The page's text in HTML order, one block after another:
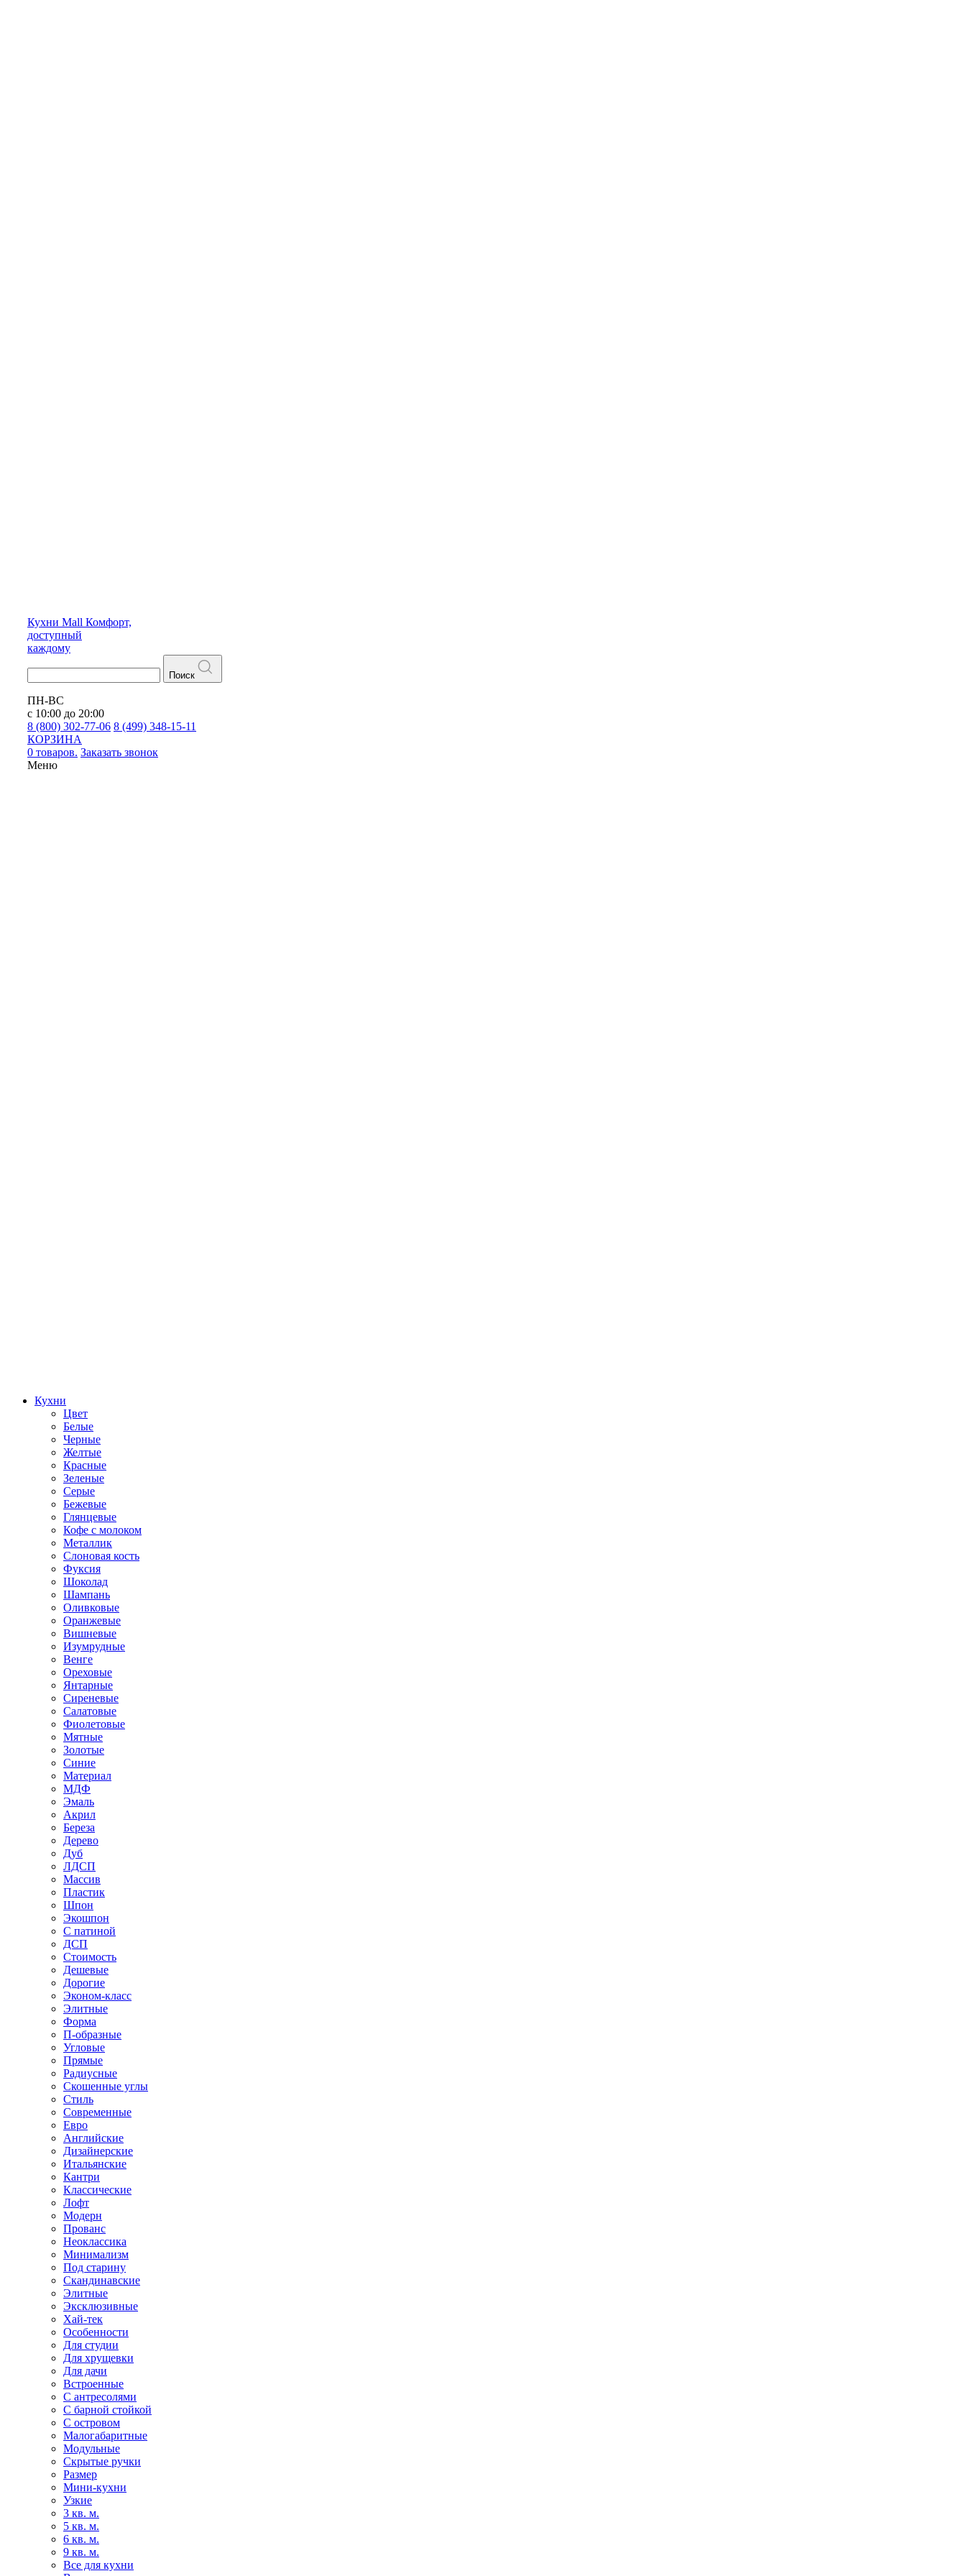
Кухни Mall Комфорт,
доступный
каждому
Поиск
ПН-ВС
с 10:00 до 20:00
8 (800) 302-77-06 8 (499) 348-15-11
КОРЗИНА
0 товаров. Заказать звонок
Меню
Кухни
Цвет
Белые
Черные
Желтые
Красные
Зеленые
Серые
Бежевые
Глянцевые
Кофе с молоком
Металлик
Слоновая кость
Фуксия
Шоколад
Шампань
Оливковые
Оранжевые
Вишневые
Изумрудные
Венге
Ореховые
Янтарные
Сиреневые
Салатовые
Фиолетовые
Мятные
Золотые
Синие
Материал
МДФ
Эмаль
Акрил
Береза
Дерево
Дуб
ЛДСП
Массив
Пластик
Шпон
Экошпон
С патиной
ДСП
Стоимость
Дешевые
Дорогие
Эконом-класс
Элитные
Форма
П-образные
Угловые
Прямые
Радиусные
Скошенные углы
Стиль
Современные
Евро
Английские
Дизайнерские
Итальянские
Кантри
Классические
Лофт
Модерн
Прованс
Неоклассика
Минимализм
Под старину
Скандинавские
Элитные
Эксклюзивные
Хай-тек
Особенности
Для студии
Для хрущевки
Для дачи
Встроенные
С антресолями
С барной стойкой
С островом
Малогабаритные
Модульные
Скрытые ручки
Размер
Мини-кухни
Узкие
3 кв. м.
5 кв. м.
6 кв. м.
9 кв. м.
Все для кухни